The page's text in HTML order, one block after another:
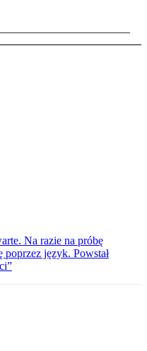
Na razie na próbę
język. Powstał